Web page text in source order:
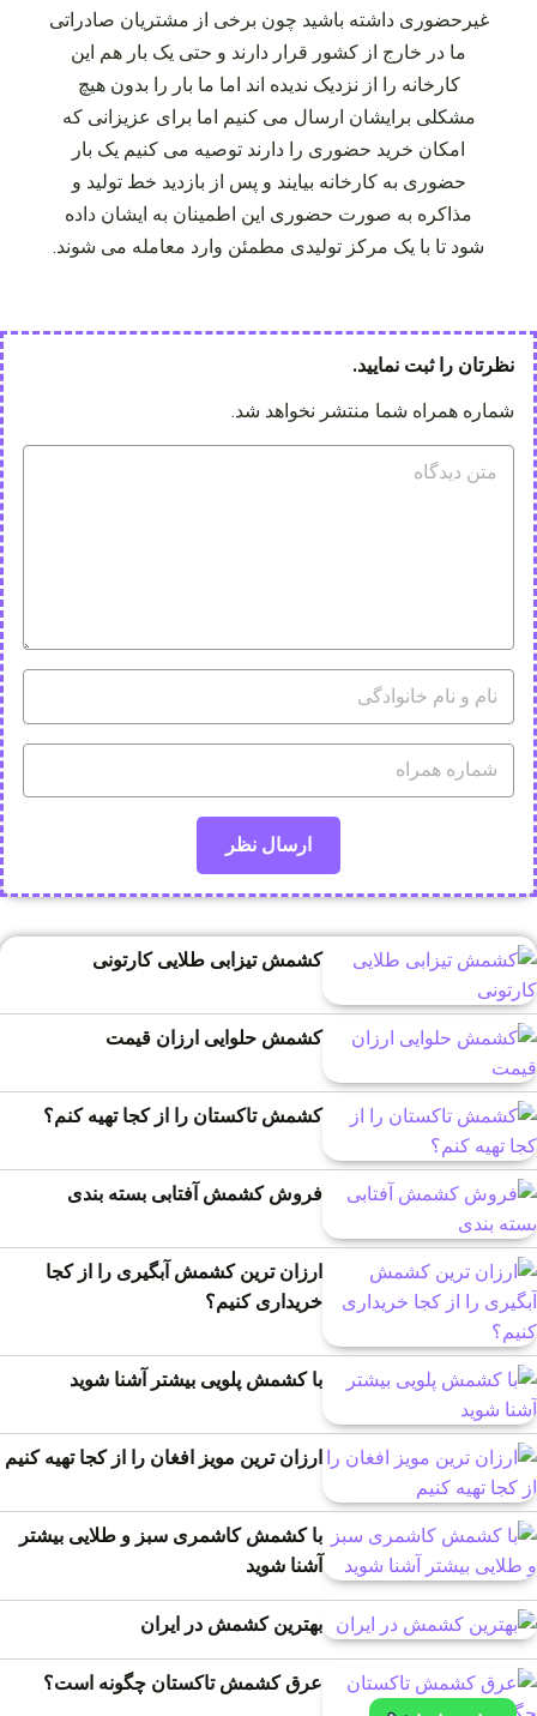
غیرحضوری داشته باشید چون برخی از مشتریان صادراتی
ما در خارج از کشور قرار دارند و حتی یک بار هم این
کارخانه را از نزدیک ندیده‌ اند اما ما بار را بدون هیچ
مشکلی برایشان ارسال می‌ کنیم اما برای عزیزانی که
امکان خرید حضوری را دارند توصیه می‌ کنیم یک بار
حضوری به کارخانه بیایند و پس از بازدید خط تولید و
مذاکره به صورت حضوری این اطمینان به ایشان داده
شود تا با یک مرکز تولیدی مطمئن وارد معامله می‌ شوند.
نظرتان را ثبت نمایید.
شماره همراه شما منتشر نخواهد شد.
کشمش تیزابی طلایی کارتونی
کشمش حلوایی ارزان قیمت
کشمش تاکستان را از کجا تهیه کنم؟
فروش کشمش آفتابی بسته بندی
ارزان ترین کشمش آبگیری را از کجا
خریداری کنیم؟
با کشمش پلویی بیشتر آشنا شوید
ارزان ترین مویز افغان را از کجا تهیه کنیم
با کشمش کاشمری سبز و طلایی بیشتر
آشنا شوید
بهترین کشمش در ایران
عرق کشمش تاکستان چگونه است؟